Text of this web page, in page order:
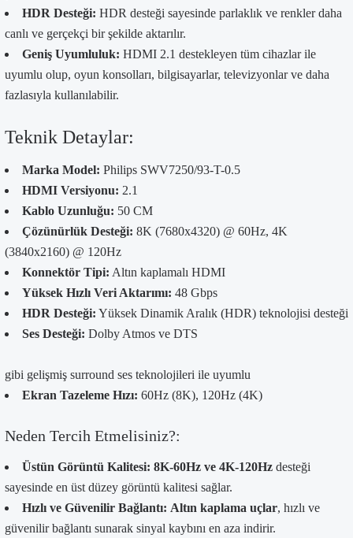
HDR Desteği: HDR desteği sayesinde parlaklık ve renkler daha
canlı ve gerçekçi bir şekilde aktarılır.
Geniş Uyumluluk: HDMI 2.1 destekleyen tüm cihazlar ile
uyumlu olup, oyun konsolları, bilgisayarlar, televizyonlar ve daha
fazlasıyla kullanılabilir.
Teknik Detaylar:
Marka Model: Philips SWV7250/93-T-0.5
HDMI Versiyonu: 2.1
Kablo Uzunluğu: 50 CM
Çözünürlük Desteği: 8K (7680x4320) @ 60Hz, 4K
(3840x2160) @ 120Hz
Konnektör Tipi: Altın kaplamalı HDMI
Yüksek Hızlı Veri Aktarımı: 48 Gbps
HDR Desteği: Yüksek Dinamik Aralık (HDR) teknolojisi desteği
Ses Desteği: Dolby Atmos ve DTS
gibi gelişmiş surround ses teknolojileri ile uyumlu
Ekran Tazeleme Hızı: 60Hz (8K), 120Hz (4K)
Neden Tercih Etmelisiniz?:
Üstün Görüntü Kalitesi: 8K-60Hz ve 4K-120Hz desteği
sayesinde en üst düzey görüntü kalitesi sağlar.
Hızlı ve Güvenilir Bağlantı: Altın kaplama uçlar, hızlı ve
güvenilir bağlantı sunarak sinyal kaybını en aza indirir.